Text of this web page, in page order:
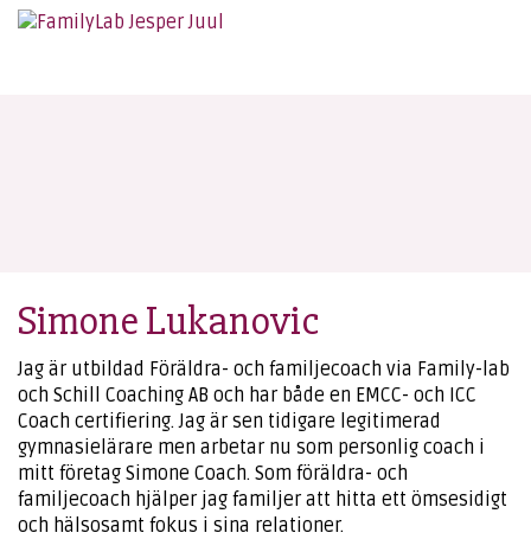
Simone Lukanovic
Jag är utbildad Föräldra- och familjecoach via Family-lab
och Schill Coaching AB och har både en EMCC- och ICC
Coach certifiering. Jag är sen tidigare legitimerad
gymnasielärare men arbetar nu som personlig coach i
mitt företag Simone Coach. Som föräldra- och
familjecoach hjälper jag familjer att hitta ett ömsesidigt
och hälsosamt fokus i sina relationer.